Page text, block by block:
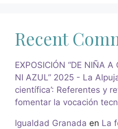
Recent
EXPOSICIÓN “DE NIÑA A
NI AZUL” 2025 - La
científica’: Referentes y
fomentar la vocación
Igualdad Granada en La